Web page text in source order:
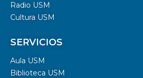
Radio USM
Cultura USM
SERVICIOS
Aula USM
Biblioteca USM